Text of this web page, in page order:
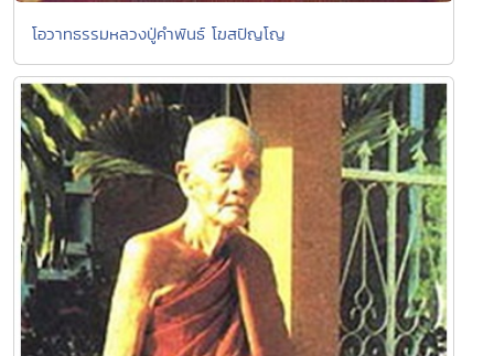
โอวาทธรรมหลวงปู่คำพันธ์ โฆสปัญโญ